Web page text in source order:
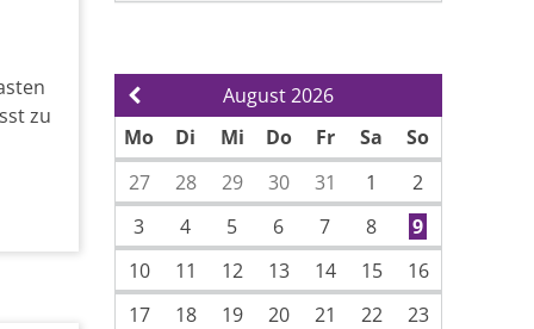
zu
Vorherige Seite
August 2026
Mo
Di Mi Do Fr Sa
So
27
28 29 30 31 1
2
3
4 5 6 7 8
9
10
11 12 13 14 15
16
17
18 19 20 21 22
23